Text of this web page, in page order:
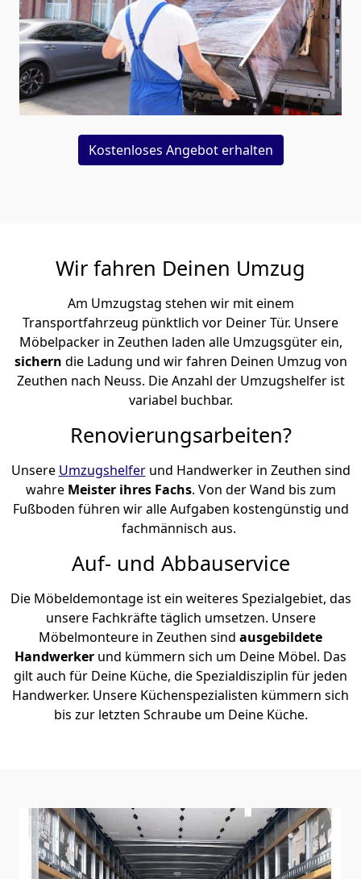
Kostenloses Angebot erhalten
Wir fahren Deinen Umzug
Am Umzugstag stehen wir mit einem
Transportfahrzeug pünktlich vor Deiner Tür. Unsere
Möbelpacker in Zeuthen laden alle Umzugsgüter ein,
sichern die Ladung und wir fahren Deinen Umzug von
Zeuthen nach Neuss. Die Anzahl der Umzugshelfer ist
variabel buchbar.
Renovierungsarbeiten?
Unsere Umzugshelferund Handwerker in Zeuthen sind
wahre Meister ihres Fachs. Von der Wand bis zum
Fußboden führen wir alle Aufgaben kostengünstig und
fachmännisch aus.
Auf- und Abbauservice
Die Möbeldemontage ist ein weiteres Spezialgebiet, das
unsere Fachkräfte täglich umsetzen. Unsere
Möbelmonteure in Zeuthen sind ausgebildete
Handwerker und kümmern sich um Deine Möbel. Das
gilt auch für Deine Küche, die Spezialdisziplin für jeden
Handwerker. Unsere Küchenspezialisten kümmern sich
bis zur letzten Schraube um Deine Küche.